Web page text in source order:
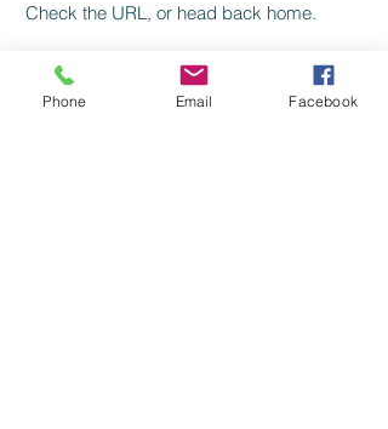
Check the URL, or head back home.
Go Home
Phone Email Facebook